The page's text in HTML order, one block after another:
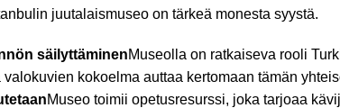
juutalaismuseo on tärkeä monesta syystä.
säilyttäminenMuseolla on ratkaiseva rooli
kokoelma auttaa kertomaan tämän
Museo toimii opetusresurssi, joka tarjoaa